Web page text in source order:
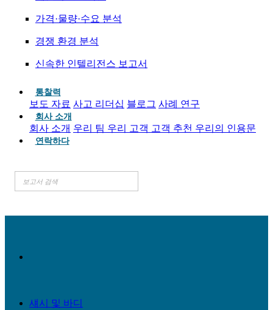
가격·물량·수요 분석
경쟁 환경 분석
신속한 인텔리전스 보고서
통찰력
보도 자료 사고 리더십 블로그 사례 연구
회사 소개
회사 소개 우리 팀 우리 고객 고객 추천 우리의 인용문
연락하다
섀시 및 바디